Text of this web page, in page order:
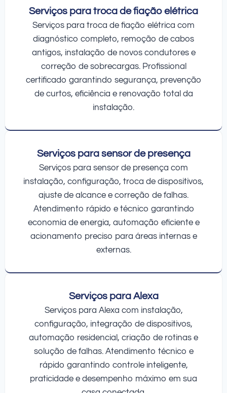
Serviços para troca de fiação elétrica
Serviços para troca de fiação elétrica com
diagnóstico completo, remoção de cabos
antigos, instalação de novos condutores e
correção de sobrecargas. Profissional
certificado garantindo segurança, prevenção
de curtos, eficiência e renovação total da
instalação.
Serviços para sensor de presença
Serviços para sensor de presença com
instalação, configuração, troca de dispositivos,
ajuste de alcance e correção de falhas.
Atendimento rápido e técnico garantindo
economia de energia, automação eficiente e
acionamento preciso para áreas internas e
externas.
Serviços para Alexa
Serviços para Alexa com instalação,
configuração, integração de dispositivos,
automação residencial, criação de rotinas e
solução de falhas. Atendimento técnico e
rápido garantindo controle inteligente,
praticidade e desempenho máximo em sua